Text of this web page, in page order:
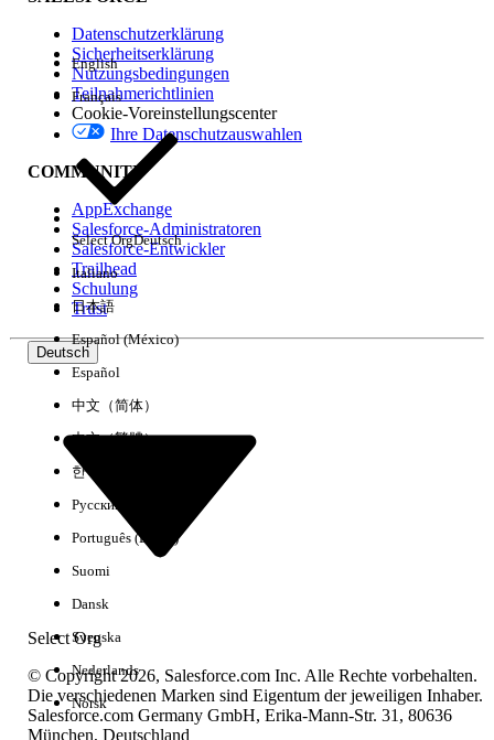
Datenschutzerklärung
Sicherheitserklärung
Nutzungsbedingungen
Teilnahmerichtlinien
Cookie-Voreinstellungscenter
Ihre Datenschutzauswahlen
COMMUNITY
AppExchange
Salesforce-Administratoren
Salesforce-Entwickler
Trailhead
Schulung
Trust
Deutsch
Select Org
English
Français
Select OrgDeutsch
Italiano
日本語
Español (México)
Español
中文（简体）
中文（繁體）
한국어
Русский
Português (Brasil)
Suomi
Dansk
Svenska
Nederlands
Norsk
© Copyright 2026, Salesforce.com Inc. Alle Rechte vorbehalten.
Die verschiedenen Marken sind Eigentum der jeweiligen Inhaber.
Salesforce.com Germany GmbH, Erika-Mann-Str. 31, 80636
München, Deutschland